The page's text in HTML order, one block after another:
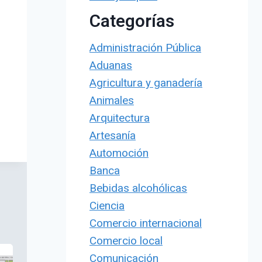
Categorías
Administración Pública
Aduanas
Agricultura y ganadería
Animales
Arquitectura
Artesanía
Automoción
Banca
Bebidas alcohólicas
Ciencia
Comercio internacional
Comercio local
Comunicación